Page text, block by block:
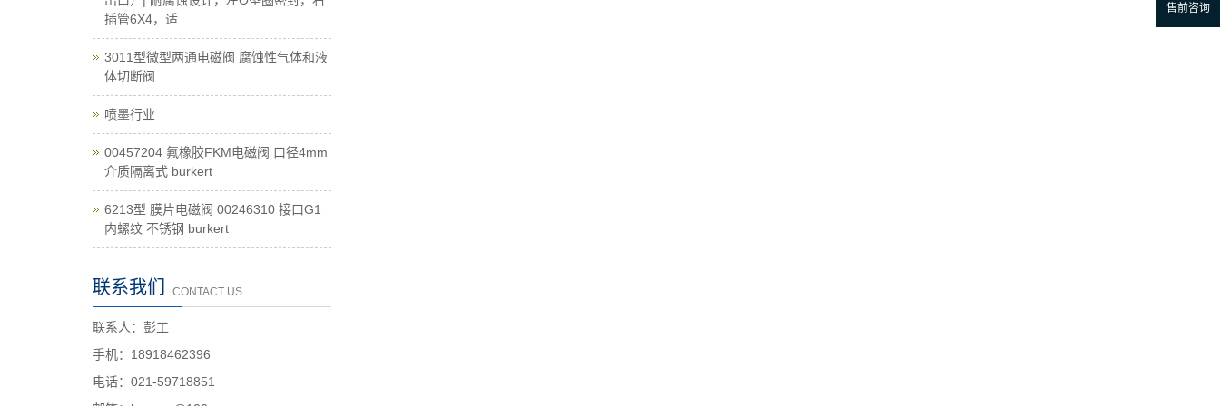
插管6X4，适
3011型微型两通电磁阀 腐蚀性气体和液
体切断阀
喷墨行业
00457204 氟橡胶FKM电磁阀 口径4mm
介质隔离式 burkert
6213型 膜片电磁阀 00246310 接口G1
内螺纹 不锈钢 burkert
联系我们 CONTACT US
联系人：彭工
手机：18918462396
电话：021-59718851